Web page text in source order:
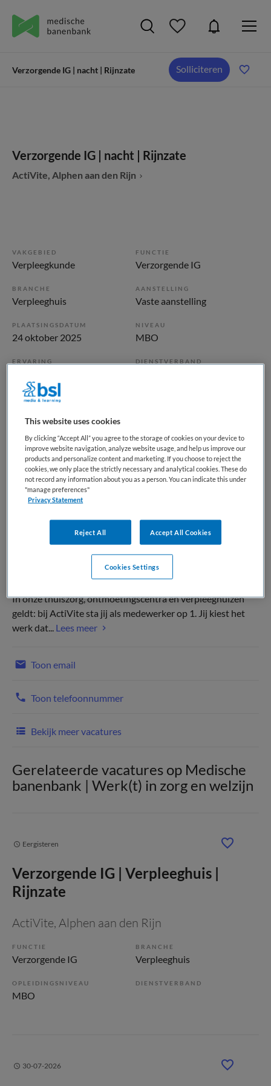
Verzorgende IG | nacht | Rijnzate Solliciteren
Verzorgende IG | nacht | Rijnzate
ActiVite, Alphen aan den Rijn
VAKGEBIED
Verpleegkunde
FUNCTIE
Verzorgende IG
BRANCHE
Verpleeghuis
AANSTELLING
Vaste aanstelling
PLAATSINGSDATUM
24 oktober 2025
NIVEAU
MBO
ERVARING DIENSTVERBAND
Vacature niet beschikbaar
Deze vacature Verzorgende IG | nacht | Rijnzate bij ActiVite
is niet meer actueel. Hieronder staan enkele vergelijkbare
vacatures die voor u wellicht interessant zijn.
In onze thuiszorg, ontmoetingscentra en verpleeghuizen
geldt: bij ActiVite sta jij als medewerker op 1. Jij kiest het
werk dat... Lees meer
Toon email
Toon telefoonnummer
Bekijk meer vacatures
Gerelateerde vacatures op Medische
banenbank | Werk(t) in zorg en welzijn
Eergisteren
Verzorgende IG | Verpleeghuis |
Rijnzate
ActiVite, Alphen aan den Rijn
FUNCTIE
Verzorgende IG
BRANCHE
Verpleeghuis
OPLEIDINGSNIVEAU
MBO
DIENSTVERBAND
30-07-2026
This website uses cookies
By clicking “Accept All” you agree to the storage of cookies on your device to
improve website navigation, analyze website usage, and help us improve our
products and personalize content and marketing. If you choose to reject the
cookies, we only place the strictly necessary and analytical cookies. These do
not record any information about you as a person. You can indicate this under
"manage preferences"
Privacy Statement
Reject All Accept All Cookies
Cookies Settings